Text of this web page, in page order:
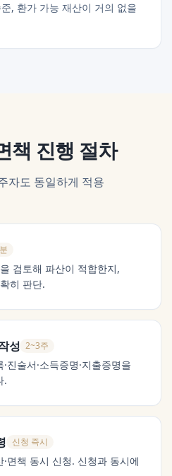
, 환가 가능 재산이 거의 없을
책 진행 절차
자도 동일하게 적용
검토해 파산이 적합한지,
히 판단.
성 2~3주
진술서·소득증명·지출증명을
.
신청 즉시
면책 동시 신청. 신청과 동시에